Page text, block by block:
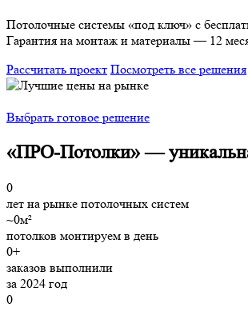
Потолочные системы «под ключ» с
Гарантия на монтаж и материалы — 12
Рассчитать проект Посмотреть все решения
Выбрать готовое решение
«ПРО-Потолки» —
0
лет на рынке потолочных систем
~0м²
потолков монтируем в день
0+
заказов выполнили
за 2024 год
0